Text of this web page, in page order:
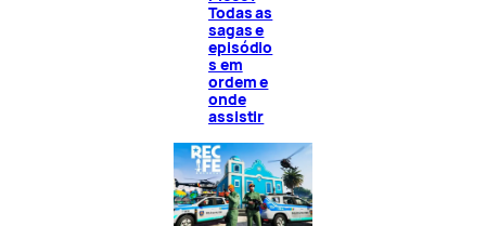
Todas as
sagas e
episódio
s em
ordem e
onde
assistir